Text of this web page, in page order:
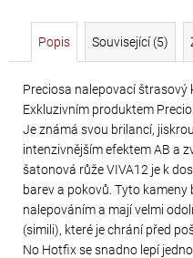
Popis Související (5)
Preciosa nalepovací štrasový
Exkluzivním produktem
Je známá svou brilancí,
intenzivnějším efektem AB a
šatonová růže VIVA12 je k
barev a pokovů. Tyto
nalepováním a mají velmi
(simili), které je chrání před
No Hotfix se snadno lepí
CRYSTAL
69
Kč